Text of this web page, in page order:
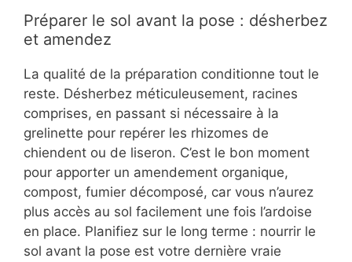
Préparer le sol avant la pose : désherbez
et amendez
La qualité de la préparation conditionne tout le
reste. Désherbez méticuleusement, racines
comprises, en passant si nécessaire à la
grelinette pour repérer les rhizomes de
chiendent ou de liseron. C’est le bon moment
pour apporter un amendement organique,
compost, fumier décomposé, car vous n’aurez
plus accès au sol facilement une fois l’ardoise
en place. Planifiez sur le long terme : nourrir le
sol avant la pose est votre dernière vraie